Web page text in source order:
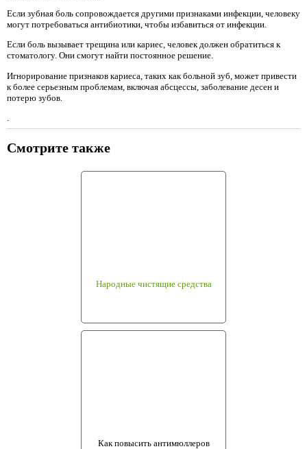
Если зубная боль сопровождается другими признаками инфекции, человеку
могут потребоваться антибиотики, чтобы избавиться от инфекции.
Если боль вызывает трещина или кариес, человек должен обратиться к
стоматологу. Они смогут найти постоянное решение.
Игнорирование признаков кариеса, таких как больной зуб, может привести
к более серьезным проблемам, включая абсцессы, заболевание десен и
потерю зубов.
.
Смотрите также
Народные чистящие средства
Как повысить антимюллеров